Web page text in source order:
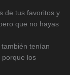
de tus favoritos y
que no hayas
tenían
porque los